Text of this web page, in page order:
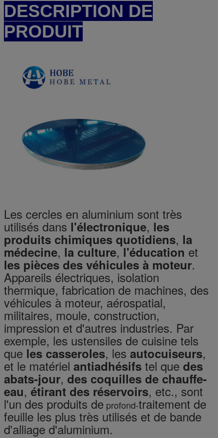
DESCRIPTION DE
PRODUIT
Les cercles en aluminium sont très
utilisés dans l'électronique, les
produits chimiques quotidiens, la
médecine, la culture,l'éducation et
les pièces des véhicules à moteur.
Appareils électriques, isolation
thermique, fabrication de machines, des
véhicules à moteur, aérospatial,
militaires, moule, construction,
impression et d'autres industries. Par
exemple, les ustensiles de cuisine tels
que les casseroles, les autocuiseurs,
et le matériel antiadhésifs tel que des
abats-jour, des coquilles de chauffe-
eau, étirant des réservoirs, etc., sont
l'un des produits de profond-traitement de
feuille les plus très utilisés et de bande
d'alliage d'aluminium.